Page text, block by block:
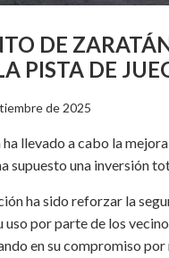
DE
PISTA DE
de 2025
llevado a cabo la
supuesto una inversión
ha sido reforzar la
por parte de los
en su compromiso